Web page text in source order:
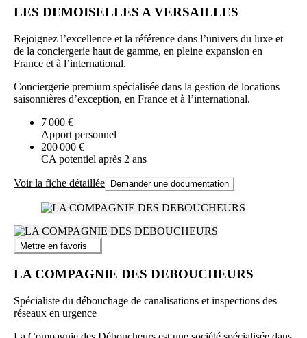
LES DEMOISELLES A VERSAILLES
Rejoignez l’excellence et la référence dans l’univers du luxe et
de la conciergerie haut de gamme, en pleine expansion en
France et à l’international.
Conciergerie premium spécialisée dans la gestion de locations
saisonnières d’exception, en France et à l’international.
7 000 €
Apport personnel
200 000 €
CA potentiel après 2 ans
Voir la fiche détaillée Demander une documentation
Mettre en favoris
LA COMPAGNIE DES DEBOUCHEURS
Spécialiste du débouchage de canalisations et inspections des
réseaux en urgence